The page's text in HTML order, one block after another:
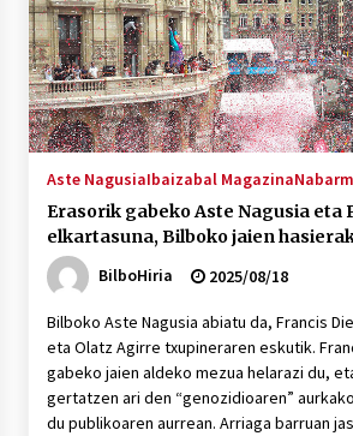
Aste NagusiaIbaizabal Magazina
Erasorik gabeko Aste Nagusia eta
elkartasuna, Bilboko jaien
BilboHiria
2025/08/18
Bilboko Aste Nagusia abiatu da, Francis
eta Olatz Agirre txupineraren eskutik.
gabeko jaien aldeko mezua helarazi du,
gertatzen ari den “genozidioaren”
du publikoaren aurrean. Arriaga barruan